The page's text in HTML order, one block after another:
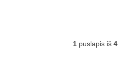
1 puslapis iš4